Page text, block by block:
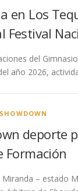
en Los
Festival
del
año 2026,
SHOWDOWN
deporte
Formación
Miranda – estado